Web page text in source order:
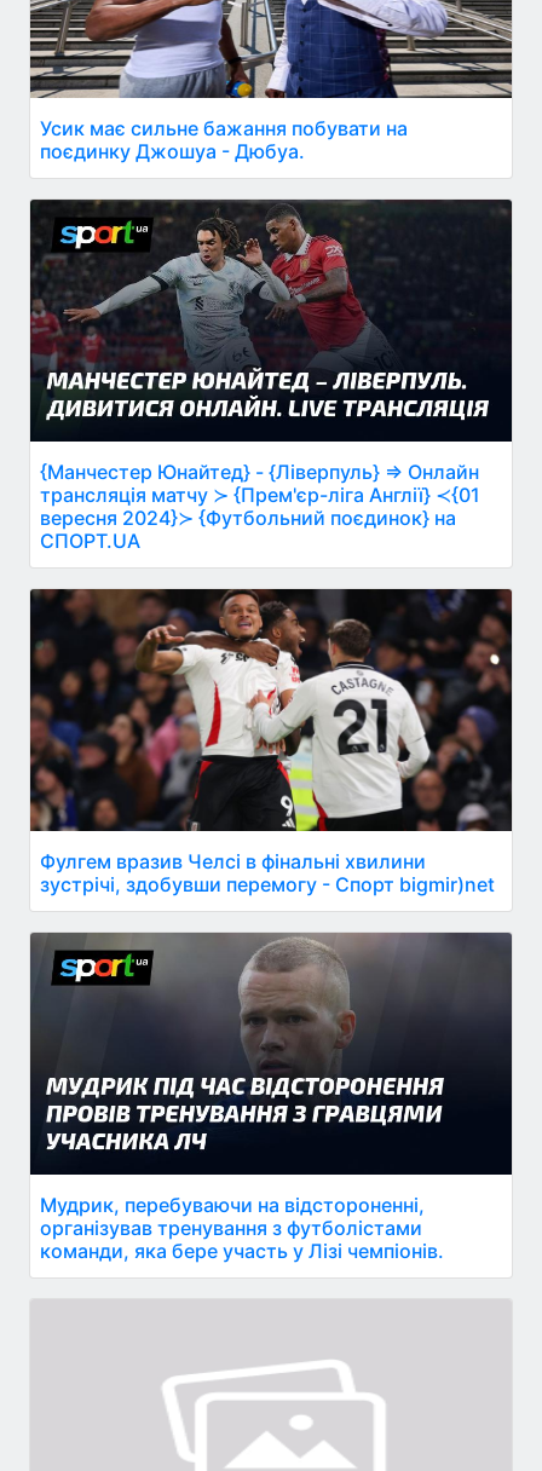
Усик має сильне бажання побувати на
поєдинку Джошуа - Дюбуа.
{Манчестер Юнайтед} - {Ліверпуль} ⇒ Онлайн
трансляція матчу ≻ {Прем'єр-ліга Англії} ≺{01
вересня 2024}≻ {Футбольний поєдинок} на
СПОРТ.UA
Фулгем вразив Челсі в фінальні хвилини
зустрічі, здобувши перемогу - Спорт bigmir)net
Мудрик, перебуваючи на відстороненні,
організував тренування з футболістами
команди, яка бере участь у Лізі чемпіонів.